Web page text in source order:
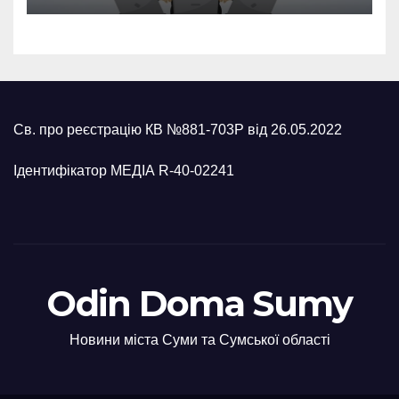
Св. про реєстрацію КВ №881-703Р від 26.05.2022
Ідентифікатор МЕДІА R-40-02241
Odin Doma Sumy
Новини міста Суми та Сумської області